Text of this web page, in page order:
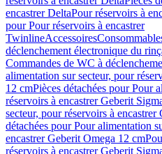
encastrer DeltaPour réservoirs à
pour Pour réservoirs à encastrer
TwinlineAccessoires
déclenchement électronique du
Commandes de WC à
alimentation sur secteur, pour
12 cmPièces détachées pour Pour
réservoirs à encastrer Geberit
secteur, pour réservoirs à
détachées pour Pour alimentation
encastrer Geberit Omega 12 cm
réservoirs à encastrer Geberit